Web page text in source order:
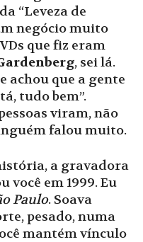
“Leveza de
negócio muito
que fiz eram
, sei lá.
achou que a gente
tudo bem”.
viram, não
falou muito.
a gravadora
em 1999. Eu
Paulo. Soava
pesado, numa
mantém vínculo